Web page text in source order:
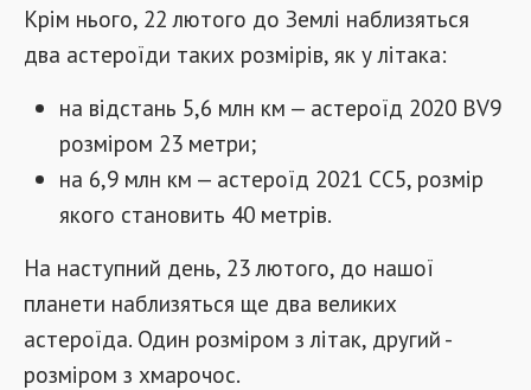
Крім нього, 22 лютого до Землі наблизяться
два астероїди таких розмірів, як у літака:
на відстань 5,6 млн км — астероїд 2020 BV9
розміром 23 метри;
на 6,9 млн км — астероїд 2021 CC5, розмір
якого становить 40 метрів.
На наступний день, 23 лютого, до нашої
планети наблизяться ще два великих
астероїда. Один розміром з літак, другий -
розміром з хмарочос.